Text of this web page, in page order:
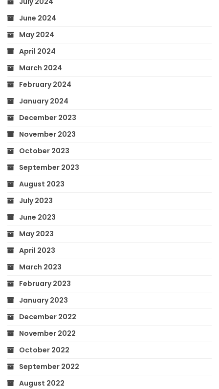
June 2024
May 2024
April 2024
March 2024
February 2024
January 2024
December 2023
November 2023
October 2023
September 2023
August 2023
July 2023
June 2023
May 2023
April 2023
March 2023
February 2023
January 2023
December 2022
November 2022
October 2022
September 2022
August 2022